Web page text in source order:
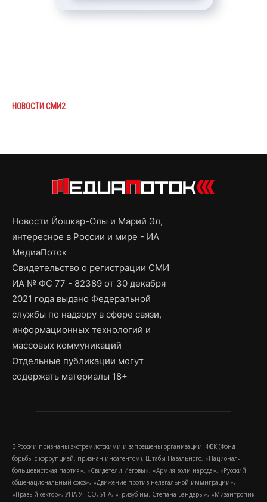
НОВОСТИ СМИ2
Новости Йошкар-Олы и Марий Эл,
интересное в России и мире - ИА
МедиаПоток
Свидетельство о регистрации СМИ
ИА № ФС 77 - 82389 от 30 декабря
2021 года выдано Федеральной
службы по надзору в сфере связи,
информационных технологий и
массовых коммуникаций
Отдельные публикации могут
содержать материалы 18+
В России признаны экстремистскими и запрещены организации: ФБК (Фонд
борьбы с коррупцией, признан иноагентом), Штабы Навального, «Национал-
большевистская партия», «Свидетели Иеговы», «Армия воли народа», «Русский
общенациональный союз», «Движение против нелегальной иммиграции»,
«Правый сектор», УНА-УНСО, УПА, «Тризуб им. Степана Бандеры», «Мизантропик